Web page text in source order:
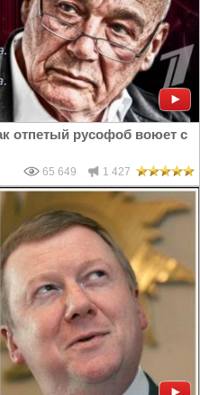
отпетый русофоб воюет с
65 649 1 427